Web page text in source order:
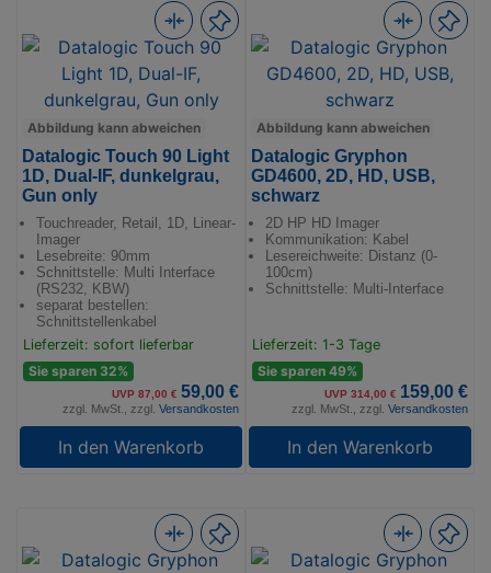
Abbildung kann abweichen
Datalogic Touch 90 Light
1D, Dual-IF, dunkelgrau,
Gun only
Touchreader, Retail, 1D, Linear-
Imager
Lesebreite: 90mm
Schnittstelle: Multi Interface
(RS232, KBW)
separat bestellen:
Schnittstellenkabel
Lieferzeit: sofort lieferbar
Sie sparen 32%
UVP 87,00 € 59,00 €
zzgl. MwSt., zzgl. Versandkosten
In den Warenkorb
Abbildung kann abweichen
Datalogic Gryphon
GD4600, 2D, HD, USB,
schwarz
2D HP HD Imager
Kommunikation: Kabel
Lesereichweite: Distanz (0-
100cm)
Schnittstelle: Multi-Interface
Lieferzeit: 1-3 Tage
Sie sparen 49%
UVP 314,00 € 159,00 €
zzgl. MwSt., zzgl. Versandkosten
In den Warenkorb